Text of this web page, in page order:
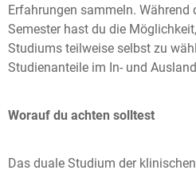
Erfahrungen sammeln. Während
Semester hast du die
Studiums teilweise selbst zu
Studienanteile im In- und
Worauf du achten solltest
Das duale Studium der